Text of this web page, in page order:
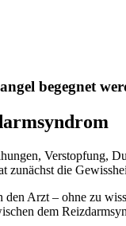
begegnet
Verstopfung,
zunächst die
Arzt – ohne zu
dem